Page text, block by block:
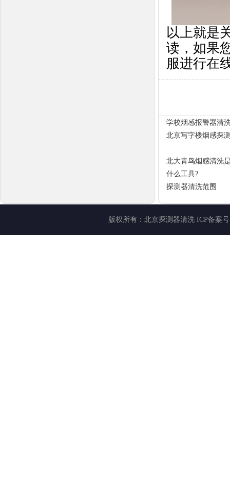
以上就是
读，如果
服进行在
学校烟感报警器清
北京写字楼烟感探
北大青鸟烟感清洗
什么工具?
探测器清洗范围
版权所有： 北京探测器清洗ICP备案